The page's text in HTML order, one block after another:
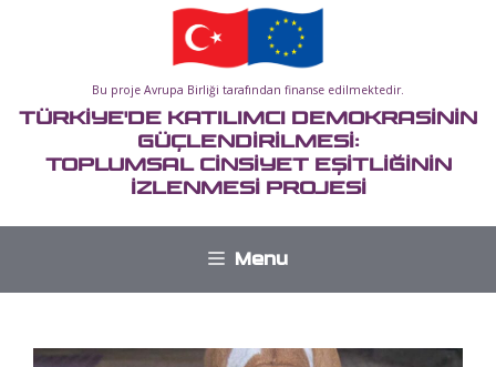
Bu proje Avrupa Birliği tarafından finanse edilmektedir.
TÜRKİYE'DE KATILIMCI DEMOKRASİNİN
GÜÇLENDİRİLMESİ:
TOPLUMSAL CİNSİYET EŞİTLİĞİNİN
İZLENMESİ PROJESİ
Menu